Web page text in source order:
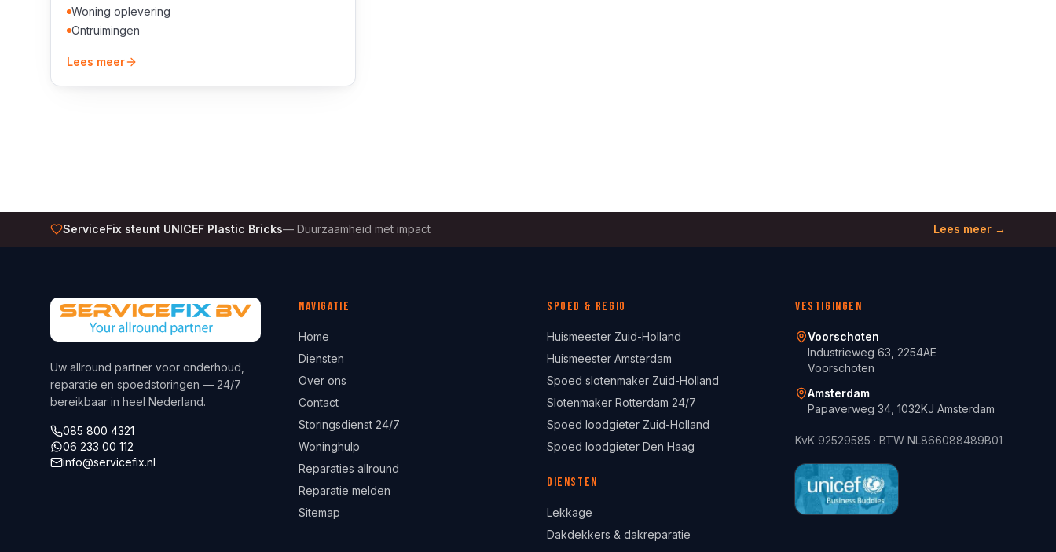
Woning oplevering
Ontruimingen
Lees meer
ServiceFix steunt UNICEF Plastic Bricks— Duurzaamheid met impact Lees meer →
Uw allround partner voor onderhoud,
reparatie en spoedstoringen — 24/7
bereikbaar in heel Nederland.
085 800 4321
06 233 00 112
info@servicefix.nl
Navigatie
Home
Diensten
Over ons
Contact
Storingsdienst 24/7
Woninghulp
Reparaties allround
Reparatie melden
Sitemap
Spoed & regio
Huismeester Zuid-Holland
Huismeester Amsterdam
Spoed slotenmaker Zuid-Holland
Slotenmaker Rotterdam 24/7
Spoed loodgieter Zuid-Holland
Spoed loodgieter Den Haag
Diensten
Lekkage
Dakdekkers & dakreparatie
Vestigingen
Voorschoten
Industrieweg 63, 2254AE
Voorschoten
Amsterdam
Papaverweg 34, 1032KJ Amsterdam
KvK 92529585 · BTW NL866088489B01